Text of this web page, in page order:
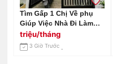
Tìm Gấp 1 Chị Về phụ
Giúp Việc Nhà Đi Làm
Ngay Luôn Nha
triệu/tháng
3 Giờ Trước